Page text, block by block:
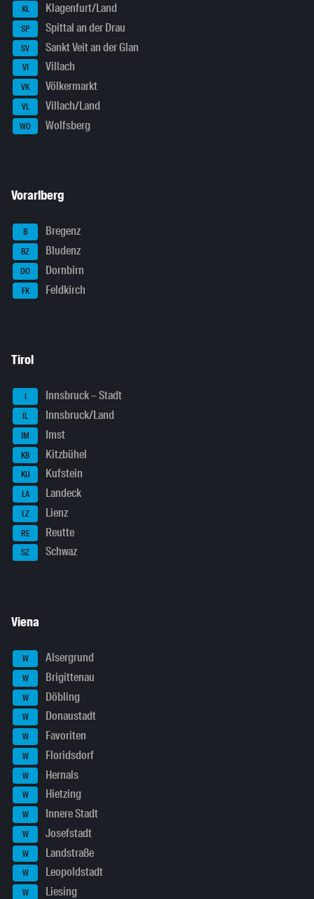
KL Klagenfurt/Land
SP Spittal an der Drau
SV Sankt Veit an der Glan
VI Villach
VK Völkermarkt
VL Villach/Land
WO Wolfsberg
Vorarlberg
B Bregenz
BZ Bludenz
DO Dornbirn
FK Feldkirch
Tirol
I Innsbruck – Stadt
IL Innsbruck/Land
IM Imst
KB Kitzbühel
KU Kufstein
LA Landeck
LZ Lienz
RE Reutte
SZ Schwaz
Viena
W Alsergrund
W Brigittenau
W Döbling
W Donaustadt
W Favoriten
W Floridsdorf
W Hernals
W Hietzing
W Innere Stadt
W Josefstadt
W Landstraße
W Leopoldstadt
W Liesing